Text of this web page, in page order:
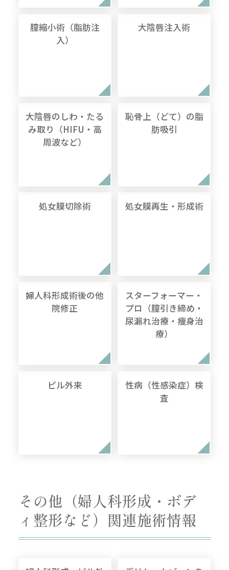
膣縮小術（脂肪注
入）
大陰唇注入術
大陰唇のしわ・たる
み取り（HIFU・高
周波など）
恥骨上（どて）の脂
肪吸引
処女膜切除術 処女膜再生・形成術
婦人科形成術後の他
院修正
スターフォーマー・
プロ（膣引き締め・
尿漏れ治療・痩身治
療）
ピル外来
性病（性感染症）検
査
その他（婦人科形成・ボデ
ィ整形など）関連施術情報